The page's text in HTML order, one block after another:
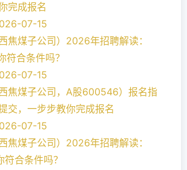
完成报名
07-15
焦煤子公司）2026年招聘解读：
符合条件吗？
07-15
焦煤子公司，A股600546）报名指
交，一步步教你完成报名
07-15
焦煤子公司）2026年招聘解读：
合条件吗？